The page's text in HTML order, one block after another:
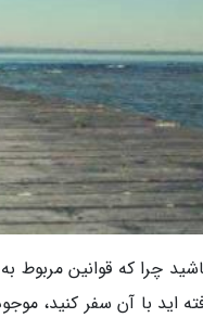
چرا که قوانین
اید با آن سفر کنید،